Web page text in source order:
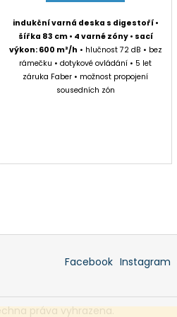
indukční varná deska s digestoří •
šířka 83 cm • 4 varné zóny • sací
výkon: 600 m³/h • hlučnost 72 dB • bez
rámečku • dotykové ovládání • 5 let
záruka Faber • možnost propojení
sousedních zón
Facebook Instagram
práva vyhrazena.